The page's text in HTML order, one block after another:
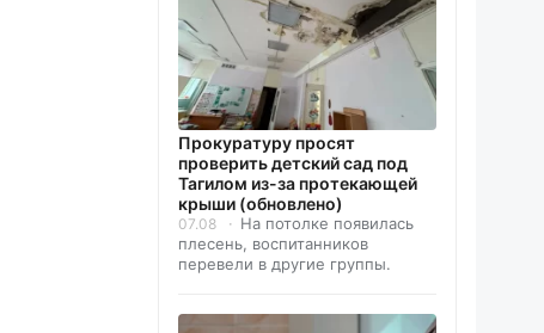
Прокуратуру просят
проверить детский сад под
Тагилом из-за протекающей
крыши (обновлено)
07.08
На потолке появилась
плесень, воспитанников
перевели в другие группы.